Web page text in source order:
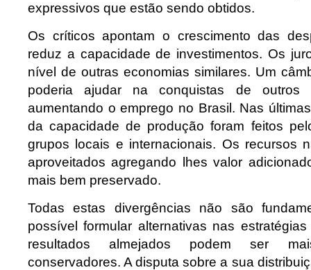
expressivos que estão sendo obtidos.
Os críticos apontam o crescimento das
reduz a capacidade de investimentos. Os
nível de outras economias similares. Um
poderia ajudar na conquistas de outros
aumentando o emprego no Brasil. Nas
da capacidade de produção foram feitos
grupos locais e internacionais. Os recursos
aproveitados agregando lhes valor
mais bem preservado.
Todas estas divergências não são
possível formular alternativas nas
resultados almejados podem ser
conservadores. A disputa sobre a sua